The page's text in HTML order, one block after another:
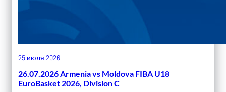
25 июля 2026
26.07.2026 Armenia vs Moldova FIBA U18
EuroBasket 2026, Division C